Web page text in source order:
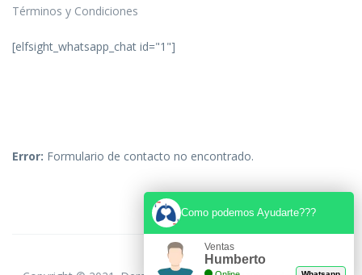
Términos y Condiciones
[elfsight_whatsapp_chat id="1"]
Error: Formulario de contacto no encontrado.
Como podemos Ayudarte???
Ventas
Humberto